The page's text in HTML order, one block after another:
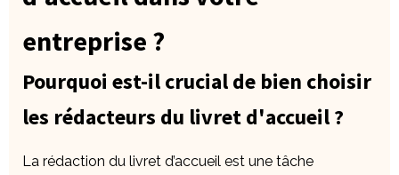
entreprise ?
Pourquoi est-il crucial de bien choisir
les rédacteurs du livret d'accueil ?
La rédaction du livret d’accueil est une tâche